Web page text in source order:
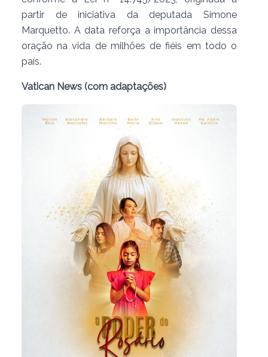
partir de iniciativa da deputada Simone
Marquetto. A data reforça a importância dessa
oração na vida de milhões de fiéis em todo o
país.
Vatican News (com adaptações)